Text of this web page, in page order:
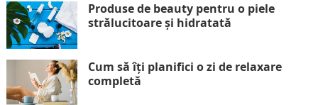
Produse de beauty pentru o piele
strălucitoare și hidratată
Cum să îți planifici o zi de relaxare
completă